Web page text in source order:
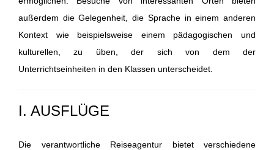
außerdem die Gelegenheit, die Sprache in einem anderen
Kontext wie beispielsweise einem pädagogischen und
kulturellen, zu üben, der sich von dem der
Unterrichtseinheiten in den Klassen unterscheidet.
I. AUSFLÜGE
Die verantwortliche Reiseagentur bietet verschiedene